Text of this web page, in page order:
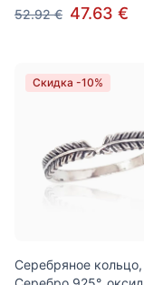
52.92 € 47.63 €
Скидка -10%
Серебряное кольцо,